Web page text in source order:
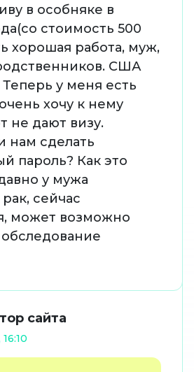
в особняке в
стоимость 500
хорошая работа, муж,
США
у меня есть
хочу к нему
не дают визу.
нам сделать
пароль? Как это
у мужа
сейчас
может возможно
сайта